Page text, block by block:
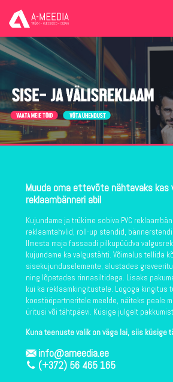
Muuda oma ettevõte nähtavaks kas
reklaambänneri abil
Kujundame ja trükime sobiva PVC
reklaamtahvlid, roll-up stendid,
Ilmesta maja fassaadi pilkupüüdva
kujundame ka valgustähti. Võimalus tellida
sisekujunduselemente, alustades
ning lõpetades rinnasiltidega. Lisaks
kui ka reklaamkingitustele. Logoga kingitus
koostööpartneritele meelde, näiteks peale
üritusi või tähtpäevi. Küsige julgelt
Kuna teenuste valik on väga lai, siis küsige
info@ameedia.ee
(+372) 56 465 165